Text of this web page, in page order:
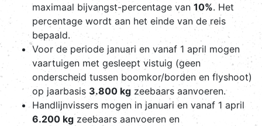
maximaal bijvangst-percentage van 10%. Het
percentage wordt aan het einde van de reis
bepaald.
Voor de periode januari en vanaf 1 april mogen
vaartuigen met gesleept vistuig (geen
onderscheid tussen boomkor/borden en flyshoot)
op jaarbasis 3.800 kg zeebaars aanvoeren.
Handlijnvissers mogen in januari en vanaf 1 april
6.200 kgzeebaars aanvoeren en